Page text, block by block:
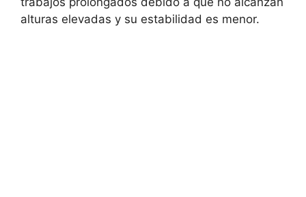
alturas elevadas y su estabilidad es menor.